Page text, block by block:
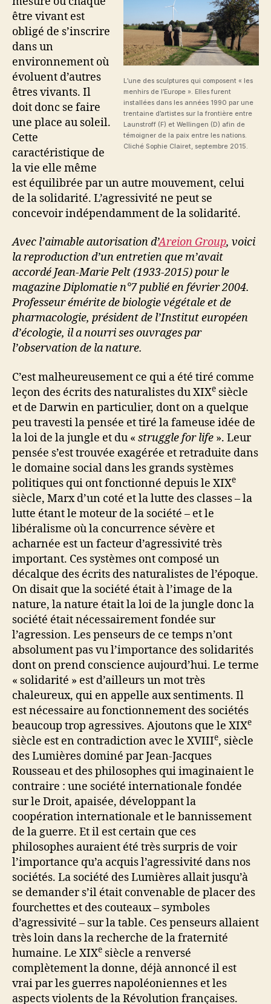
L’une des sculptures qui composent « les
menhirs de l’Europe ». Elles furent
installées dans les années 1990 par une
trentaine d’artistes sur la frontière entre
Launstroff (F) et Wellingen (D) afin de
témoigner de la paix entre les nations.
Cliché Sophie Clairet, septembre 2015.
être vivant est
obligé de s’inscrire
dans un
environnement où
évoluent d’autres
êtres vivants. Il
doit donc se faire
une place au soleil.
Cette
caractéristique de
la vie elle même
est équilibrée par un autre mouvement, celui
de la solidarité. L’agressivité ne peut se
concevoir indépendamment de la solidarité.
Avec l’aimable autorisation d’Areion Group, voici
la reproduction d’un entretien que m’avait
accordé Jean-Marie Pelt (1933-2015) pour le
magazine Diplomatie n°7 publié en février 2004.
Professeur émérite de biologie végétale et de
pharmacologie, président de l’Institut européen
d’écologie, il a nourri ses ouvrages par
l’observation de la nature.
C’est malheureusement ce qui a été tiré comme
leçon des écrits des naturalistes du XIXe siècle
et de Darwin en particulier, dont on a quelque
peu travesti la pensée et tiré la fameuse idée de
la loi de la jungle et du « struggle for life ». Leur
pensée s’est trouvée exagérée et retraduite dans
le domaine social dans les grands systèmes
politiques qui ont fonctionné depuis le XIXe
siècle, Marx d’un coté et la lutte des classes – la
lutte étant le moteur de la société – et le
libéralisme où la concurrence sévère et
acharnée est un facteur d’agressivité très
important. Ces systèmes ont composé un
décalque des écrits des naturalistes de l’époque.
On disait que la société était à l’image de la
nature, la nature était la loi de la jungle donc la
société était nécessairement fondée sur
l’agression. Les penseurs de ce temps n’ont
absolument pas vu l’importance des solidarités
dont on prend conscience aujourd’hui. Le terme
« solidarité » est d’ailleurs un mot très
chaleureux, qui en appelle aux sentiments. Il
est nécessaire au fonctionnement des sociétés
beaucoup trop agressives. Ajoutons que le XIXe
siècle est en contradiction avec le XVIIIe, siècle
des Lumières dominé par Jean-Jacques
Rousseau et des philosophes qui imaginaient le
contraire : une société internationale fondée
sur le Droit, apaisée, développant la
coopération internationale et le bannissement
de la guerre. Et il est certain que ces
philosophes auraient été très surpris de voir
l’importance qu’a acquis l’agressivité dans nos
sociétés. La société des Lumières allait jusqu’à
se demander s’il était convenable de placer des
fourchettes et des couteaux – symboles
d’agressivité – sur la table. Ces penseurs allaient
très loin dans la recherche de la fraternité
humaine. Le XIXe siècle a renversé
complètement la donne, déjà annoncé il est
vrai par les guerres napoléoniennes et les
aspects violents de la Révolution françaises.